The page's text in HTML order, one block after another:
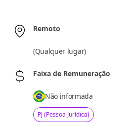
Remoto
(Qualquer lugar)
Faixa de Remuneração
Não informada
PJ (Pessoa Jurídica)